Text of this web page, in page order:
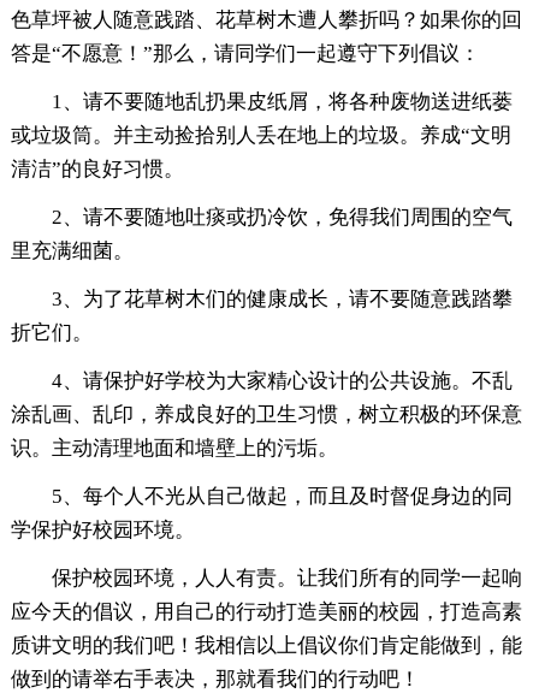
色草坪被人随意践踏、花草树木遭人攀折吗？如果你的回
答是“不愿意！”那么，请同学们一起遵守下列倡议：
1、请不要随地乱扔果皮纸屑，将各种废物送进纸蒌
或垃圾筒。并主动捡拾别人丢在地上的垃圾。养成“文明
清洁”的良好习惯。
2、请不要随地吐痰或扔冷饮，免得我们周围的空气
里充满细菌。
3、为了花草树木们的健康成长，请不要随意践踏攀
折它们。
4、请保护好学校为大家精心设计的公共设施。不乱
涂乱画、乱印，养成良好的卫生习惯，树立积极的环保意
识。主动清理地面和墙壁上的污垢。
5、每个人不光从自己做起，而且及时督促身边的同
学保护好校园环境。
保护校园环境，人人有责。让我们所有的同学一起响
应今天的倡议，用自己的行动打造美丽的校园，打造高素
质讲文明的我们吧！我相信以上倡议你们肯定能做到，能
做到的请举右手表决，那就看我们的行动吧！